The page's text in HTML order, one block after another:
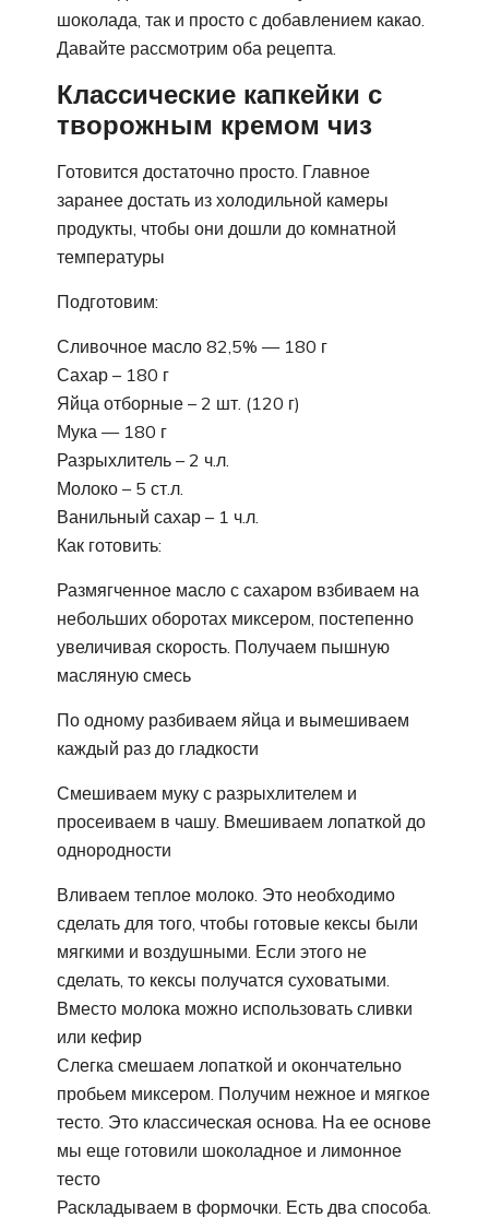
шоколада, так и просто с добавлением какао.
Давайте рассмотрим оба рецепта.
Классические капкейки с
творожным кремом чиз
Готовится достаточно просто. Главное
заранее достать из холодильной камеры
продукты, чтобы они дошли до комнатной
температуры
Подготовим:
Сливочное масло 82,5% — 180 г
Сахар – 180 г
Яйца отборные – 2 шт. (120 г)
Мука — 180 г
Разрыхлитель – 2 ч.л.
Молоко – 5 ст.л.
Ванильный сахар – 1 ч.л.
Как готовить:
Размягченное масло с сахаром взбиваем на
небольших оборотах миксером, постепенно
увеличивая скорость. Получаем пышную
масляную смесь
По одному разбиваем яйца и вымешиваем
каждый раз до гладкости
Смешиваем муку с разрыхлителем и
просеиваем в чашу. Вмешиваем лопаткой до
однородности
Вливаем теплое молоко. Это необходимо
сделать для того, чтобы готовые кексы были
мягкими и воздушными. Если этого не
сделать, то кексы получатся суховатыми.
Вместо молока можно использовать сливки
или кефир
Слегка смешаем лопаткой и окончательно
пробьем миксером. Получим нежное и мягкое
тесто. Это классическая основа. На ее основе
мы еще готовили шоколадное и лимонное
тесто
Раскладываем в формочки. Есть два способа.